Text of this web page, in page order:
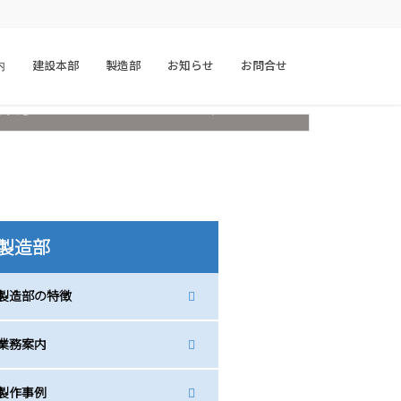
建設本部 製造部 お知らせ お問合せ
造部
造部の特徴
務案内
作事例